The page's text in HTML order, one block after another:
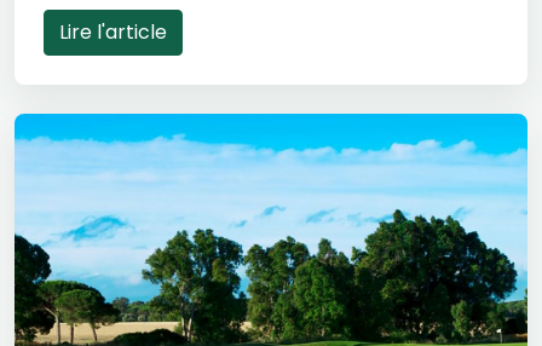
Lire l'article